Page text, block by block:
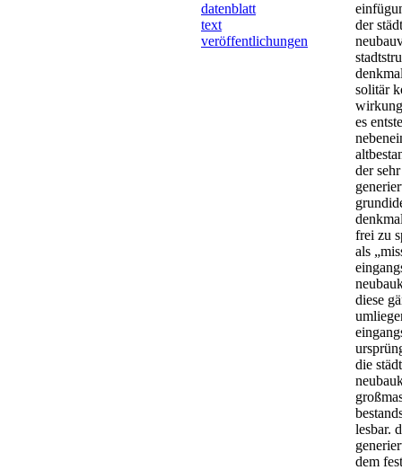
datenblatt
text
veröffentlichungen
der
solitär
es
der
frei zu
als
diese
die
lesbar.
dem